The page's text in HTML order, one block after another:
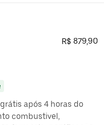
R$ 879,90
após 4 horas do
combustivel,